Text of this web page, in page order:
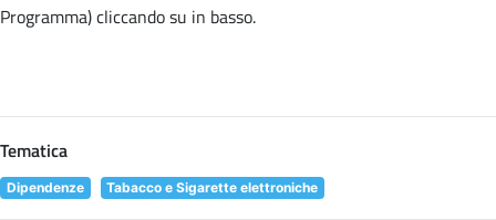
Programma) cliccando su in basso.
Tematica
Dipendenze Tabacco e Sigarette elettroniche